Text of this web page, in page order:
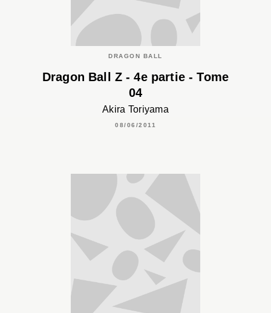
DRAGON BALL
Dragon Ball Z - 4e partie - Tome
04
Akira Toriyama
08/06/2011